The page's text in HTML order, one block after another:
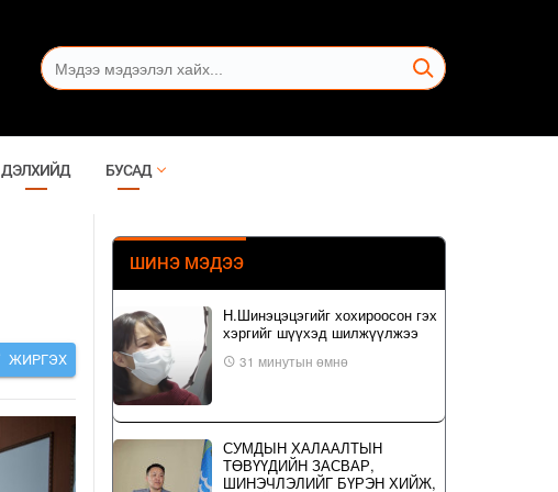
ДЭЛХИЙД БУСАД
ЖИРГЭХ
ШИНЭ МЭДЭЭ
Н.Шинэцэцэгийг хохироосон гэх
хэргийг шүүхэд шилжүүлжээ
31 минутын өмнө
СУМДЫН ХАЛААЛТЫН
ТӨВҮҮДИЙН ЗАСВАР,
ШИНЭЧЛЭЛИЙГ БҮРЭН ХИЙЖ,